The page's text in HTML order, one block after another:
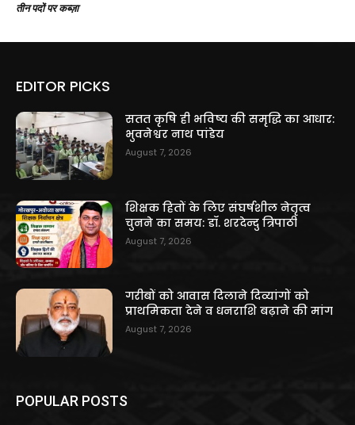
तीन पदों पर कब्ज़ा
EDITOR PICKS
सतत कृषि ही भविष्य की समृद्धि का आधार:
भुवनेश्वर नाथ पांडेय
August 7, 2026
शिक्षक हितों के लिए संघर्षशील नेतृत्व
चुनने का समय: डॉ. शरदेन्दु त्रिपाठी
August 7, 2026
गरीबों को आवास दिलाने दिव्यांगों को
प्राथमिकता देने व धनराशि बढ़ाने की मांग
August 7, 2026
POPULAR POSTS